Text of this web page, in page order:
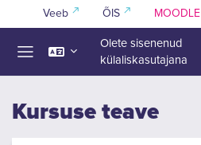
Jäta vahele peasisuni
Veeb ÕIS MOODLE
Olete sisenenud
külaliskasutajana
Kursuse teave